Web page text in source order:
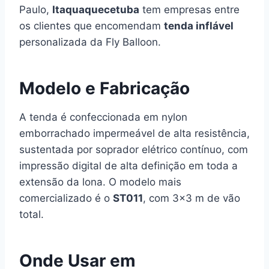
Paulo, Itaquaquecetuba tem empresas entre
os clientes que encomendam tenda inflável
personalizada da Fly Balloon.
Modelo e Fabricação
A tenda é confeccionada em nylon
emborrachado impermeável de alta resistência,
sustentada por soprador elétrico contínuo, com
impressão digital de alta definição em toda a
extensão da lona. O modelo mais
comercializado é o ST011, com 3×3 m de vão
total.
Onde Usar em